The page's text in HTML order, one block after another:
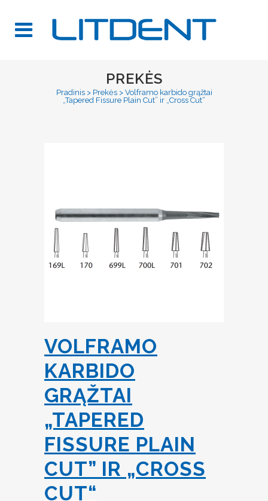
PREKĖS
Pradinis> Prekės> Volframo karbido grąžtai
„Tapered Fissure Plain Cut” ir „Cross Cut“
VOLFRAMO
KARBIDO
GRĄŽTAI
„TAPERED
FISSURE PLAIN
CUT” IR „CROSS
CUT“